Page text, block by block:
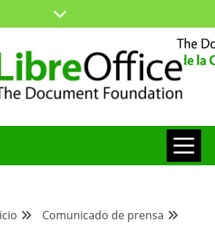
DE LA
Comunicado de prensa